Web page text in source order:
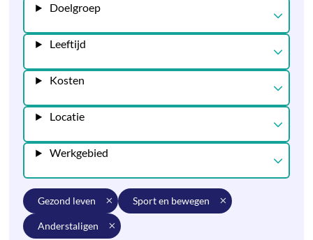
Doelgroep
Leeftijd
Kosten
Locatie
Werkgebied
gezond leven sport en bewegen
anderstaligen